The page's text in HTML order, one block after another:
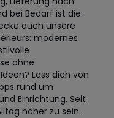
bei Bedarf ist die
auch unsere
modernes
ohne
Lass dich von
rund um
Einrichtung. Seit
näher zu sein.